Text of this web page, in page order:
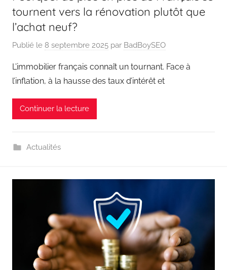
tournent vers la rénovation plutôt que
l’achat neuf?
Publié le 8 septembre 2025 par BadBoySEO
L’immobilier français connaît un tournant. Face à
l’inflation, à la hausse des taux d’intérêt et
Continuer la lecture
Actualités